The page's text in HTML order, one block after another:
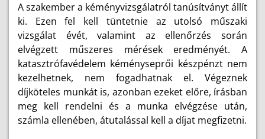
A szakember a kéményvizsgálatról tanúsítványt állít
ki. Ezen fel kell tüntetnie az utolsó műszaki
vizsgálat évét, valamint az ellenőrzés során
elvégzett műszeres mérések eredményét. A
katasztrófavédelem kéményseprői készpénzt nem
kezelhetnek, nem fogadhatnak el. Végeznek
díjköteles munkát is, azonban ezeket előre, írásban
meg kell rendelni és a munka elvégzése után,
számla ellenében, átutalással kell a díjat megfizetni.